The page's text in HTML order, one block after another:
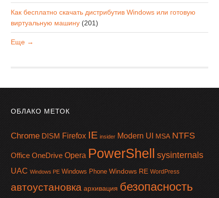
Как бесплатно скачать дистрибутив Windows или готовую
виртуальную машину (201)
Еще →
ОБЛАКО МЕТОК
Chrome DISM Firefox IE insider Modern UI MSA NTFS
Office OneDrive Opera PowerShell sysinternals
UAC Windows PE Windows Phone Windows RE WordPress
автоустановка архивация безопасность